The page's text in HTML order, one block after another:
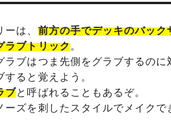
は、 前方の手でデッキのバッ
ラブトリック。
ラブはつま先側をグラブするの
ると覚えよう。
ブと呼ばれることもあるぞ。
ーズを刺したスタイルでメイク